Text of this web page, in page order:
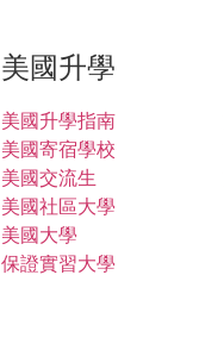
美國升學
美國升學指南
美國寄宿學校
美國交流生
美國社區大學
美國大學
保證實習大學